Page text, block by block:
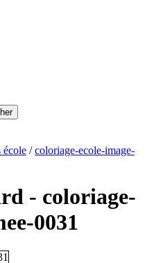
école /coloriage-ecole-image-
- coloriage-
0031